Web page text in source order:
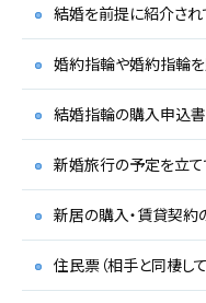
結婚を前提に紹介さ
婚約指輪や婚約指輪を
結婚指輪の購入申込書
新婚旅行の予定を立
新居の購入・賃貸契
住民票（相手と同棲し